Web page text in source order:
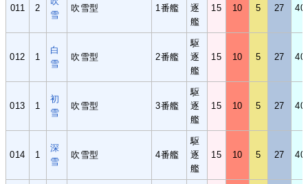
011 2
雪
吹雪型 1番艦
逐
艦
15 10 5 27 40
012 1
白
雪
吹雪型 2番艦
駆
逐
艦
15 10 5 27 40
013 1
初
雪
吹雪型 3番艦
駆
逐
艦
15 10 5 27 40
014 1
深
雪
吹雪型 4番艦
駆
逐
艦
15 10 5 27 40